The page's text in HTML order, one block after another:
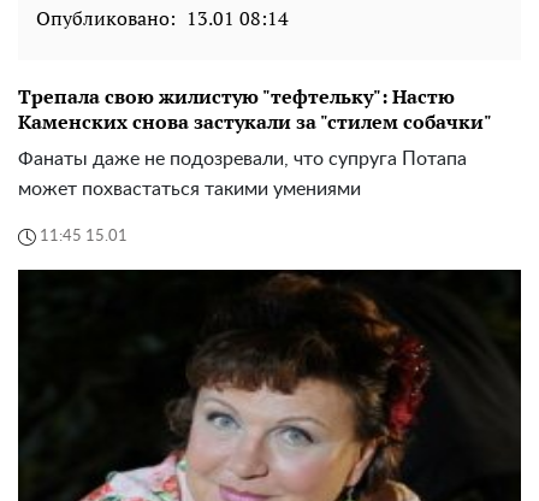
Опубликовано: 13.01 08:14
Трепала свою жилистую "тефтельку": Настю
Каменских снова застукали за "стилем собачки"
Фанаты даже не подозревали, что супруга Потапа
может похвастаться такими умениями
11:45 15.01